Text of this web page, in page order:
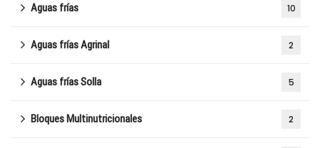
Aguas frías 10
Aguas frías Agrinal 2
Aguas frías Solla 5
Bloques Multinutricionales 2